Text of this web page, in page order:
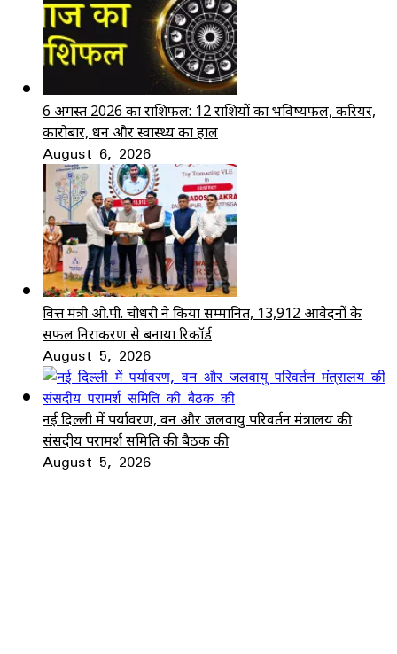
6 अगस्त 2026 का राशिफल: 12 राशियों का भविष्यफल, करियर,
कारोबार, धन और स्वास्थ्य का हाल
August 6, 2026
वित्त मंत्री ओ.पी. चौधरी ने किया सम्मानित, 13,912 आवेदनों के
सफल निराकरण से बनाया रिकॉर्ड
August 5, 2026
नई दिल्ली में पर्यावरण, वन और जलवायु परिवर्तन मंत्रालय की
संसदीय परामर्श समिति की बैठक की
August 5, 2026